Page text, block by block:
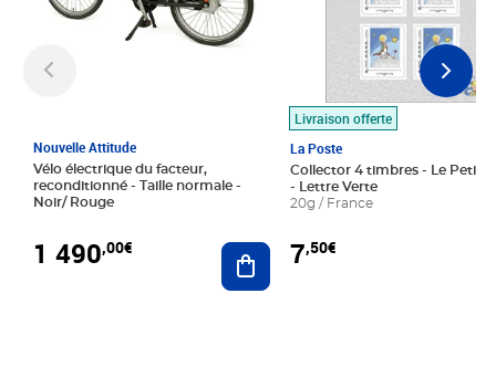
Nouvelle Attitude
Vélo électrique du facteur,
reconditionné - Taille normale -
Noir/ Rouge
1 490,00€ Ajouter au panier
Livraison offerte
La Poste
Collector 4 timbres - Le Petit
- Lettre Verte
20g / France
7,50€